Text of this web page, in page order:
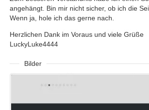
angehängt. Bin mir nicht sicher, ob ich die
Wenn ja, hole ich das gerne nach.
Herzlichen Dank im Voraus und viele Grüße
LuckyLuke4444
Bilder